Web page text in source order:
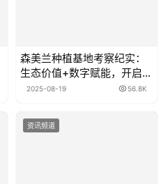
森美兰种植基地考察纪实：
生态价值+数字赋能，开启农
业资产新范式
2025-08-19 56.8K
资讯频道